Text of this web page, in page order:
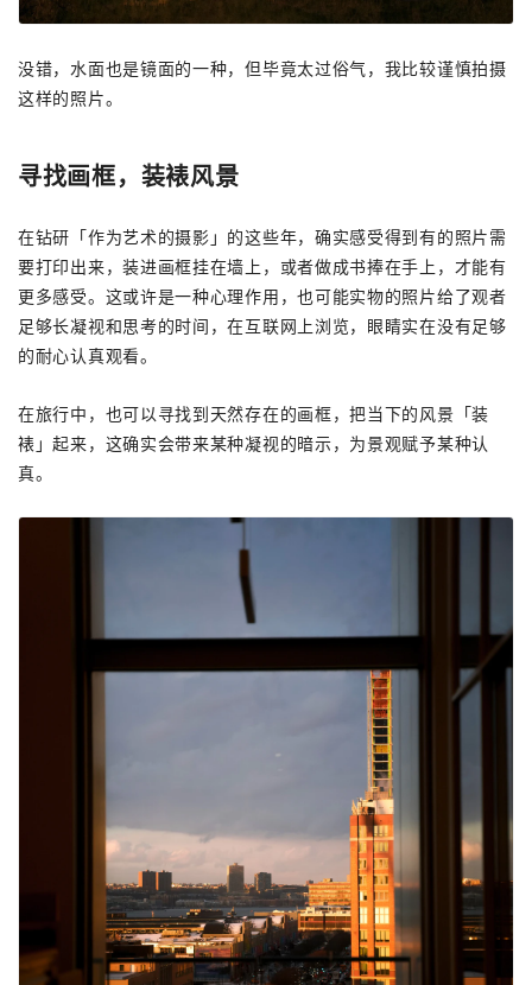
没错，水面也是镜面的一种，但毕竟太过俗气，我比较谨慎拍摄
这样的照片。
寻找画框，装裱风景
在钻研「作为艺术的摄影」的这些年，确实感受得到有的照片需
要打印出来，装进画框挂在墙上，或者做成书捧在手上，才能有
更多感受。这或许是一种心理作用，也可能实物的照片给了观者
足够长凝视和思考的时间，在互联网上浏览，眼睛实在没有足够
的耐心认真观看。
在旅行中，也可以寻找到天然存在的画框，把当下的风景「装
裱」起来，这确实会带来某种凝视的暗示，为景观赋予某种认
真。